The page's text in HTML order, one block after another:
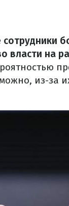
сотрудники
власти на
из-за